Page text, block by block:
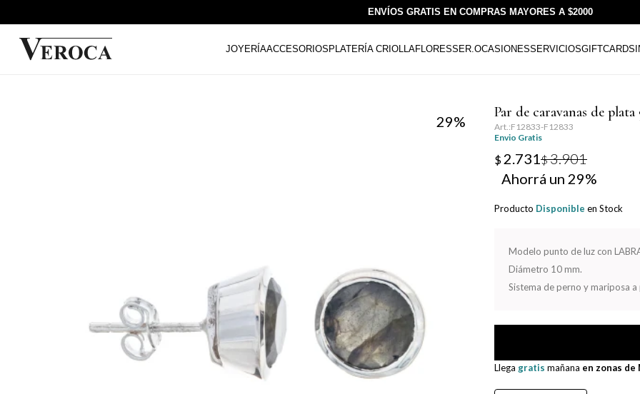
ENVÍOS GRATIS EN COMPRAS MAYORES A $2000
JOYERÍAACCESORIOS PLATERÍA CRIOLLAFLORESSER.OCASIONESSERVICIOSGIFTCARDS
29
Par de caravanas de
F12833-F12833
Envio Gratis
$ 2.731$3.901
29
Producto Disponible en Stock
Modelo punto de luz con
Diámetro 10 mm.
Sistema de perno y mariposa a
Llega gratis mañana en zonas